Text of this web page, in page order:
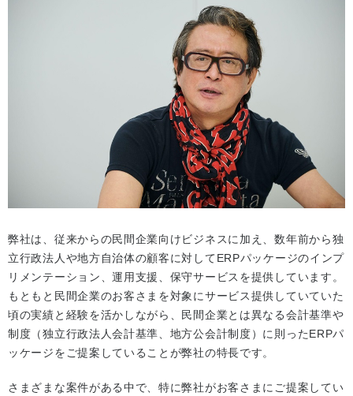
弊社は、従来からの民間企業向けビジネスに加え、数年前から独
立行政法人や地方自治体の顧客に対してERPパッケージのインプ
リメンテーション、運用支援、保守サービスを提供しています。
もともと民間企業のお客さまを対象にサービス提供していていた
頃の実績と経験を活かしながら、民間企業とは異なる会計基準や
制度（独立行政法人会計基準、地方公会計制度）に則ったERPパ
ッケージをご提案していることが弊社の特長です。
さまざまな案件がある中で、特に弊社がお客さまにご提案してい